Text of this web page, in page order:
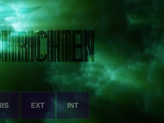
EXT INT